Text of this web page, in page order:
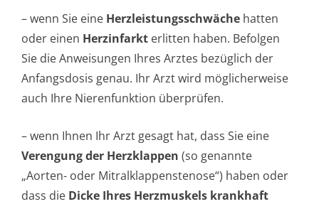
– wenn Sie eine Herzleistungsschwäche hatten
oder einen Herzinfarkt erlitten haben. Befolgen
Sie die Anweisungen Ihres Arztes bezüglich der
Anfangsdosis genau. Ihr Arzt wird möglicherweise
auch Ihre Nierenfunktion überprüfen.
– wenn Ihnen Ihr Arzt gesagt hat, dass Sie eine
Verengung der Herzklappen (so genannte
„Aorten- oder Mitralklappen­stenose“) haben oder
dass die Dicke Ihres Herzmuskels krankhaft